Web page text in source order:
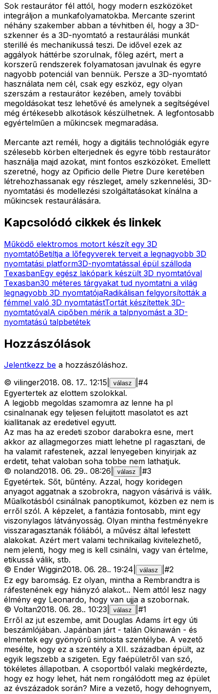
Sok restaurátor fél attól, hogy modern eszközöket
integráljon a munkafolyamatokba. Mercante szerint
néhány szakember abban a tévhitben él, hogy a 3D-
szkenner és a 3D-nyomtató a restaurálási munkát
sterillé és mechanikussá teszi. De idővel ezek az
aggályok háttérbe szorulnak, főleg azért, mert a
korszerű rendszerek folyamatosan javulnak és egyre
nagyobb potenciál van bennük. Persze a 3D-nyomtató
használata nem cél, csak egy eszköz, egy olyan
szerszám a restaurátor kezében, amely további
megoldásokat tesz lehetővé és amelynek a segítségével
még értékesebb alkotások készülhetnek. A legfontosabb
egyértelműen a műkincsek megmaradása.
Mercante azt reméli, hogy a digitális technológiák egyre
szélesebb körben elterjednek és egyre több restaurátor
használja majd azokat, mint fontos eszközöket. Emellett
szeretné, hogy az Opificio delle Pietre Dure keretében
létrehozhassanak egy részleget, amely szkennelési, 3D-
nyomtatási és modellezési szolgáltatásokat kínálna a
műkincsek restaurálására.
Kapcsolódó cikkek és linkek
Működő elektromos motort készít egy 3D
nyomtatóBetiltja a lőfegyverek terveit a legnagyobb 3D
nyomtatási platform3D-nyomtatással épül szálloda
TexasbanEgy egész lakópark készült 3D nyomtatóval
Texasban30 méteres tárgyakat tud nyomtatni a világ
legnagyobb 3D nyomtatójaRadikálisan felgyorsították a
fémmel való 3D nyomtatástTortát készítettek 3D-
nyomtatóvalA cipőben mérik a talpnyomást a 3D-
nyomtatású talpbetétek
Hozzászólások
Jelentkezz be a hozzászóláshoz.
© vilinger2018. 08. 17.. 12:15 válasz #4
Egyertertek az elottem szolokkal.
A legjobb megoldas szamomra az lenne ha pl
csinalnanak egy teljesen felujitott masolatot es azt
kiallitanak az eredetivel egyutt.
Az mas ha az eredeti szobor darabokra esne, mert
akkor az allagmegorzes miatt lehetne pl ragasztani, de
ha valamit rafestenek, azzal lenyegeben kinyirjak az
erdetit, tehat valoban soha tobbe nem lathatjuk.
© noland2018. 06. 29.. 08:26 válasz #3
Egyetértek. Sőt, bűntény. Azzal, hogy koridegen
anyagot aggatnak a szobrokra, nagyon vásárivá is válik.
Műalkotásból csinálnak panoptikumot, közben ez nem is
erről szól. A képzelet, a fantázia fontosabb, mint egy
viszonylagos látványosság. Olyan mintha festményekre
visszaragasztanák fóliából, a művész által lefestett
alakokat. Azért mert valami technikailag kivitelezhető,
nem jelenti, hogy meg is kell csinálni, vagy van értelme,
etikussá válik, stb.
© Ender Wiggin2018. 06. 28.. 19:24 válasz #2
Ez egy baromság. Ez olyan, mintha a Rembrandtra is
ráfestenének egy hiányzó alakot... Nem attól lesz nagy
élmény egy Leonardo, hogy van ujja a szobornak.
© Voltan2018. 06. 28.. 10:23 válasz #1
Erről az jut eszembe, amit Douglas Adams írt egy úti
beszámlójában. Japánban járt - talán Okinawán - és
elmentek egy gyönyörű sintoista szentélybe. A vezető
mesélte, hogy ez a szentély a XII. században épült, az
egyik legszebb a szigeten. Egy faépületről van szó,
tökéletes állapotban. A csoportból valaki megkérdezte,
hogy ez hogy lehet, hát nem rongálódott meg az épület
az évszázadok során? Mire a vezető, hogy dehognyem,